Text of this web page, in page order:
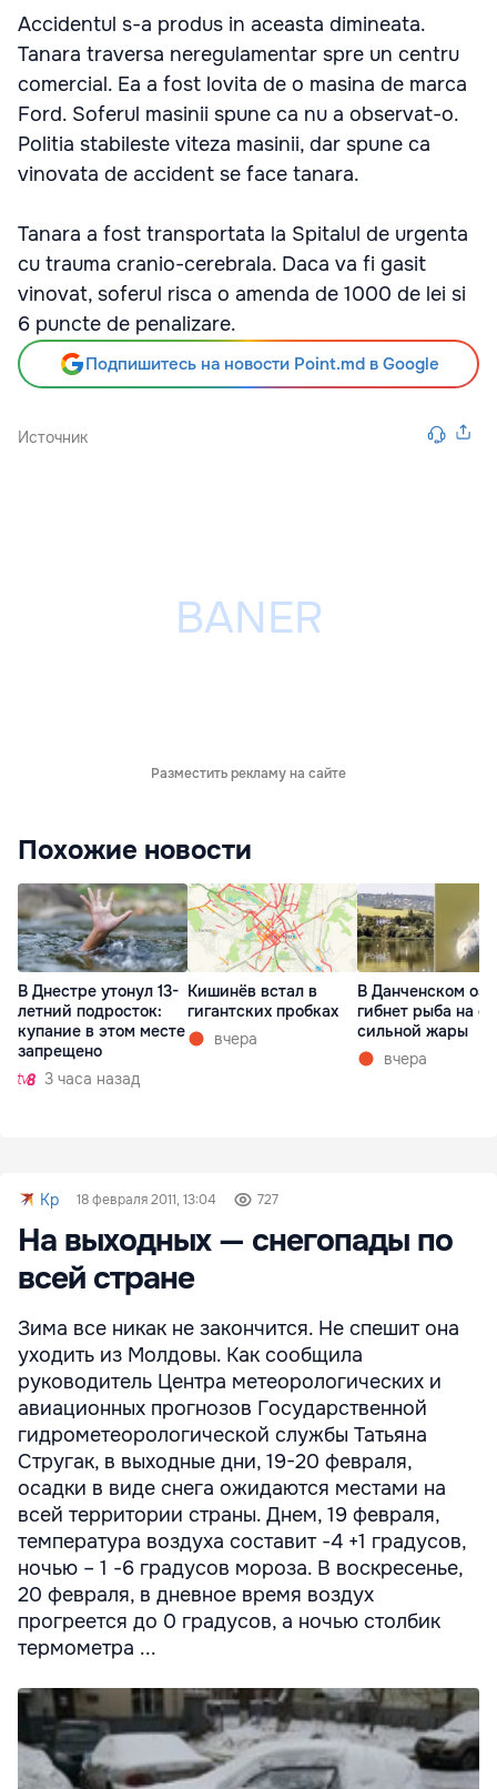
Accidentul s-a produs in aceasta dimineata.
Tanara traversa neregulamentar spre un centru
comercial. Ea a fost lovita de o masina de marca
Ford. Soferul masinii spune ca nu a observat-o.
Politia stabileste viteza masinii, dar spune ca
vinovata de accident se face tanara.
Tanara a fost transportata la Spitalul de urgenta
cu trauma cranio-cerebrala. Daca va fi gasit
vinovat, soferul risca o amenda de 1000 de lei si
6 puncte de penalizare.
Подпишитесь на новости Point.md в Google
Источник
Разместить рекламу на сайте
Похожие новости
В Днестре утонул 13-
летний подросток:
купание в этом месте
запрещено
3 часа назад
Кишинёв встал в
гигантских пробках
вчера
В Данченском
гибнет рыба на
сильной жары
вчера
Kp 18 февраля 2011, 13:04 727
На выходных — снегопады по
всей стране
Зима все никак не закончится. Не спешит она
уходить из Молдовы. Как сообщила
руководитель Центра метеорологических и
авиационных прогнозов Государственной
гидрометеорологической службы Татьяна
Стругак, в выходные дни, 19-20 февраля,
осадки в виде снега ожидаются местами на
всей территории страны. Днем, 19 февраля,
температура воздуха составит -4 +1 градусов,
ночью – 1 -6 градусов мороза. В воскресенье,
20 февраля, в дневное время воздух
прогреется до 0 градусов, а ночью столбик
термометра ...